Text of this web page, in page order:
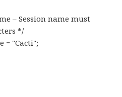
– Session name must
*/
= "Cacti";